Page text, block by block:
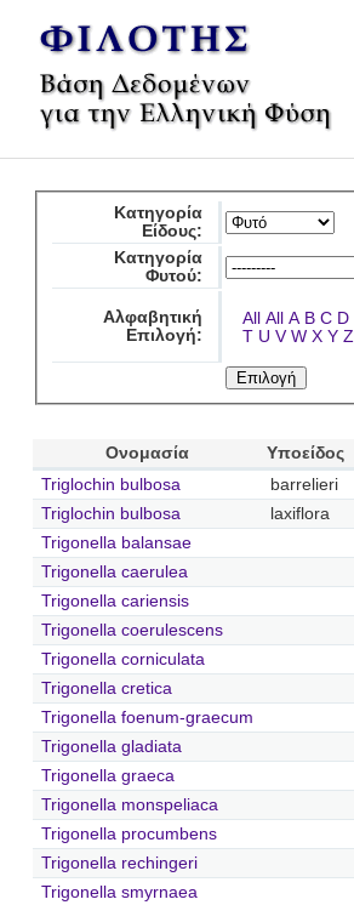
Κατηγορία
Είδους:
Κατηγορία
Φυτού:
Αλφαβητική
Επιλογή:
All All A B C D
T U V W X Y Z
Ονομασία Υποείδος
Triglochin bulbosa
barrelieri
Triglochin bulbosa
laxiflora
Trigonella balansae
Trigonella caerulea
Trigonella cariensis
Trigonella coerulescens
Trigonella corniculata
Trigonella cretica
Trigonella foenum-graecum
Trigonella gladiata
Trigonella graeca
Trigonella monspeliaca
Trigonella procumbens
Trigonella rechingeri
Trigonella smyrnaea